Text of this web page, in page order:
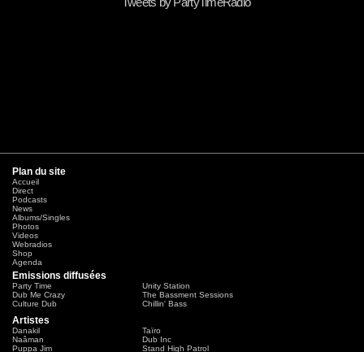
Tweets by PartyTimeRadio
Plan du site
Accueil
Direct
Podcasts
News
Albums/Singles
Photos
Videos
Webradios
Shop
Agenda
Emissions diffusées
Party Time
Unity Station
Dub Me Crazy
The Bassment Sessions
Culture Dub
Chillin' Bass
Artistes
Danakil
Taïro
Naâman
Dub Inc
Puppa Jim
Stand High Patrol